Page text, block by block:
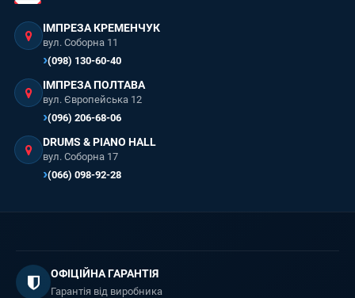
ІМПРЕЗА КРЕМЕНЧУК
вул. Соборна 11
(098) 130-60-40
ІМПРЕЗА ПОЛТАВА
вул. Європейська 12
(096) 206-68-06
DRUMS & PIANO HALL
вул. Соборна 17
(066) 098-92-28
ОФІЦІЙНА ГАРАНТІЯ
Гарантія від виробника